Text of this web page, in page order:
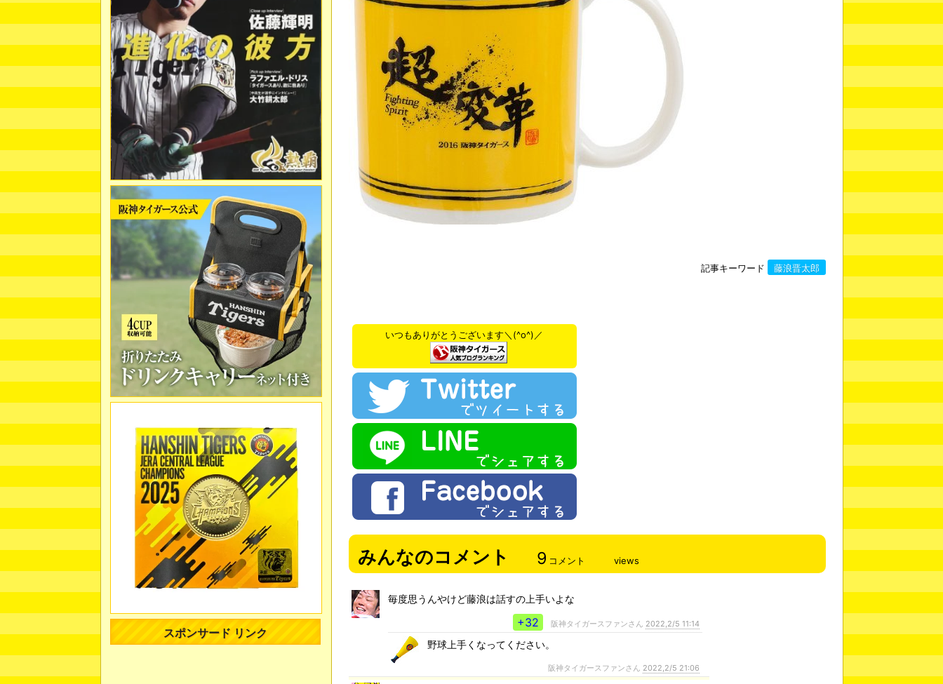
記事キーワード 藤浪晋太郎
いつもありがとうございます＼(^o^)／
みんなのコメント 9 コメント views
毎度思うんやけど藤浪は話すの上手いよな
+32 阪神タイガースファンさん 2022,2/5 11:14
野球上手くなってください。
阪神タイガースファンさん 2022,2/5 21:06
スポンサード リンク